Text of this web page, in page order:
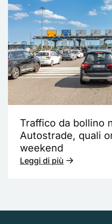
Traffico da bollino
Autostrade, quali
weekend
Leggi di più